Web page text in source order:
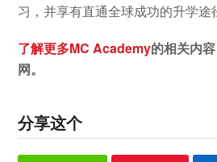
习，并享有直通全球成功的升学途
了解更多MC Academy的相关内
网。
分享这个